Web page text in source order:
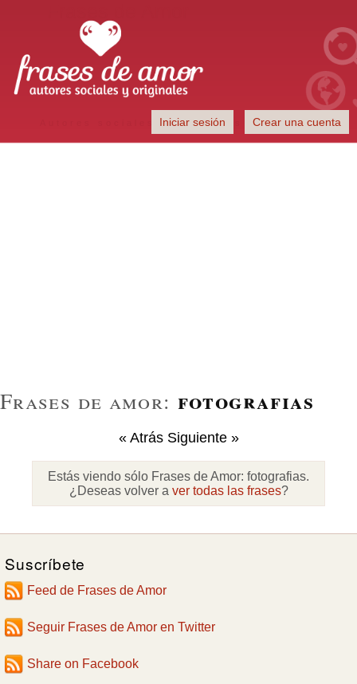
Autores sociales y originales
Iniciar sesión Crear una cuenta
Frases de amor: fotografias
« Atrás Siguiente »
Estás viendo sólo Frases de Amor: fotografias.
¿Deseas volver a ver todas las frases?
Suscríbete
Feed de Frases de Amor
Seguir Frases de Amor en Twitter
Share on Facebook